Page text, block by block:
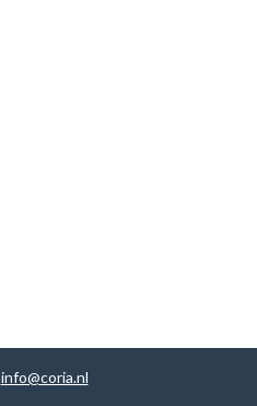
info@coria.nl